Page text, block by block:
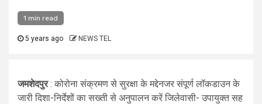
1 min read
5 years ago NEWS TEL
जमशेदपुर: कोरोना संक्रमण से सुरक्षा के मद्देनजर संपूर्ण लॉकडाउन के
जारी दिशा-निर्देशों का सख्ती से अनुपालन करें जिलेवासी- उपायुक्त सह